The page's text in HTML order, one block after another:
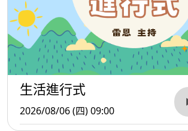
生活進行式
2026/08/06 (四) 09:00